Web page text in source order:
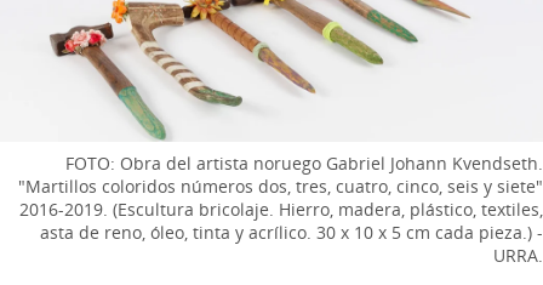
FOTO: Obra del artista noruego Gabriel Johann Kvendseth.
"Martillos coloridos números dos, tres, cuatro, cinco, seis y siete"
2016-2019. (Escultura bricolaje. Hierro, madera, plástico, textiles,
asta de reno, óleo, tinta y acrílico. 30 x 10 x 5 cm cada pieza.) -
URRA.